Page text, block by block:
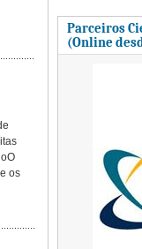
os
Parceiros
(Online